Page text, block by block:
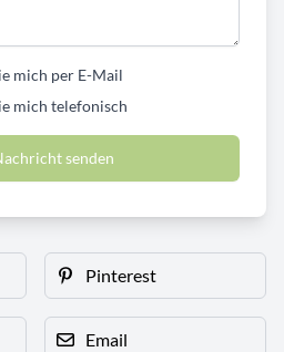
mich per E-Mail
mich telefonisch
senden
Pinterest
Email